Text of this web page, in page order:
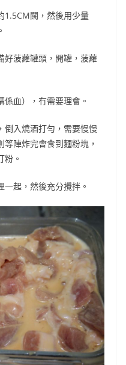
1.5CM闊，然後用少量
好菠蘿罐頭，開罐，菠蘿
血），冇需要理會。
倒入燒酒打勻，需要慢慢
陣炸完會食到麵粉塊，
粉。
起，然後充分攪拌。